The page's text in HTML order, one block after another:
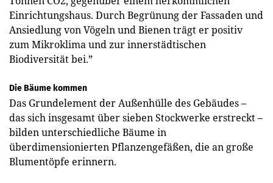
Einrichtungshaus. Durch Begrünung der Fassaden und
Ansiedlung von Vögeln und Bienen trägt er positiv
zum Mikroklima und zur innerstädtischen
Biodiversität bei.”
Die Bäume kommen
Das Grundelement der Außenhülle des Gebäudes –
das sich insgesamt über sieben Stockwerke erstreckt –
bilden unterschiedliche Bäume in
überdimensionierten Pflanzengefäßen, die an große
Blumentöpfe erinnern.